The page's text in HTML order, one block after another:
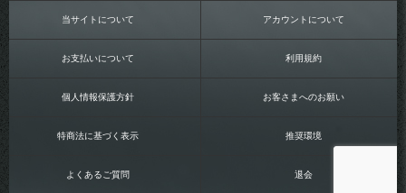
当サイトについて アカウントについて
お支払いについて 利用規約
個人情報保護方針 お客さまへのお願い
特商法に基づく表示 推奨環境
よくあるご質問 退会